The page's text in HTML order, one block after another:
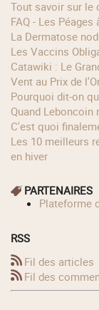
Tout savoir sur
FAQ - Les
La Dermatose
Les Vaccins
Catawiki : Le Grand Bazar de l’Imposture ou l'Art de Vendre du
Vent au Prix de
Pourquoi dit-on
Quand
C'est quoi
Les 10 meilleurs remèdes de grand-mère qu'il faut connaître
en hiver
PARTENAIRES
RSS
Fil des articles
Fil des